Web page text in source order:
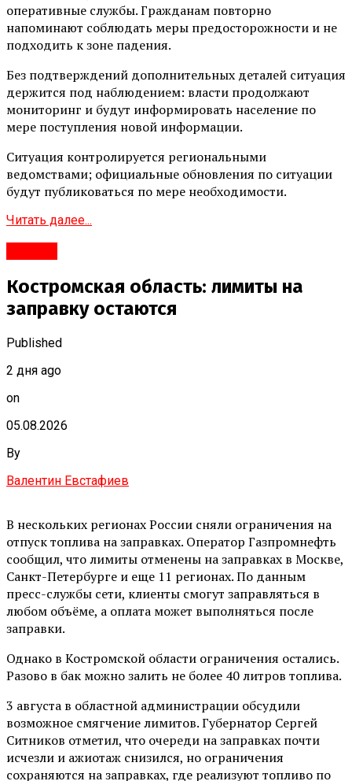
оперативные службы. Гражданам повторно
напоминают соблюдать меры предосторожности и не
подходить к зоне падения.
Без подтверждений дополнительных деталей ситуация
держится под наблюдением: власти продолжают
мониторинг и будут информировать население по
мере поступления новой информации.
Ситуация контролируется региональными
ведомствами; официальные обновления по ситуации
будут публиковаться по мере необходимости.
Читать далее...
Костромская область: лимиты на
заправку остаются
Published
2 дня ago
on
05.08.2026
By
Валентин Евстафиев
В нескольких регионах России сняли ограничения на
отпуск топлива на заправках. Оператор Газпромнефть
сообщил, что лимиты отменены на заправках в Москве,
Санкт-Петербурге и еще 11 регионах. По данным
пресс-службы сети, клиенты смогут заправляться в
любом объёме, а оплата может выполняться после
заправки.
Однако в Костромской области ограничения остались.
Разово в бак можно залить не более 40 литров топлива.
3 августа в областной администрации обсудили
возможное смягчение лимитов. Губернатор Сергей
Ситников отметил, что очереди на заправках почти
исчезли и ажиотаж снизился, но ограничения
сохраняются на заправках, где реализуют топливо по